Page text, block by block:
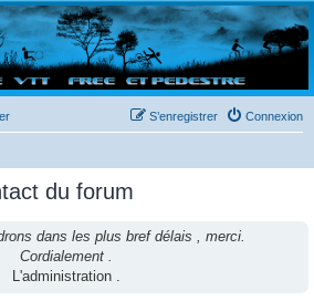
et pédestre de Bretagne . Bonne navigation sur le site
Connexion
S’enregistrer
du forum
dans les plus bref délais , merci.
Cordialement .
L'administration .